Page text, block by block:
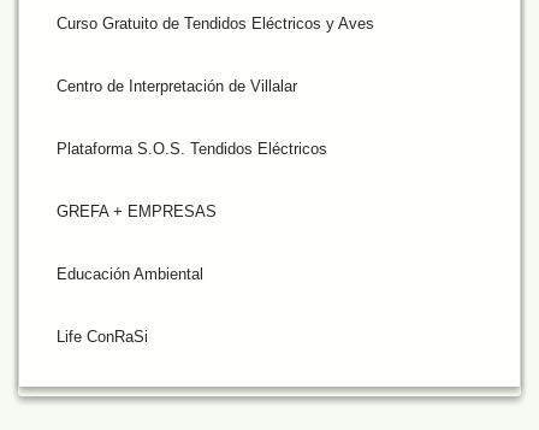
Curso Gratuito de Tendidos Eléctricos y Aves
Centro de Interpretación de Villalar
Plataforma S.O.S. Tendidos Eléctricos
GREFA + EMPRESAS
Educación Ambiental
Life ConRaSi